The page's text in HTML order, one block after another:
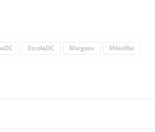
EscolaDC Marguax
MilesWei